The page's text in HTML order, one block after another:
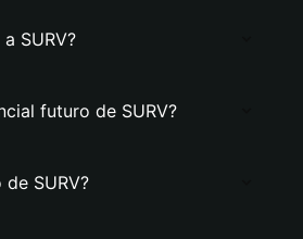
SURV?
futuro de SURV?
SURV?